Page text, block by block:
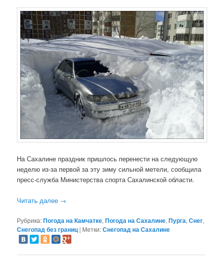
На Сахалине праздник пришлось перенести на следующую
неделю из-за первой за эту зиму сильной метели, сообщила
пресс-служба Министерства спорта Сахалинской области.
Читать далее →
Рубрика:Погода на Камчатке,Погода на Сахалине,Пурга,Снег,
Снегопад без границ | Метки:Снегопад на Сахалине